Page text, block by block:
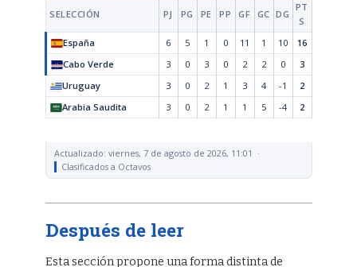
SELECCIÓN PJ PG PE PP GF GC DG
PT
S
España
6 5 1 0 11 1 10
16
Cabo Verde
3 0 3 0 2 2 0
3
Uruguay
3 0 2 1 3 4 -1
2
Arabia Saudita
3 0 2 1 1 5 -4 2
Actualizado: viernes, 7 de agosto de 2026, 11:01 ·
Clasificados a Octavos
Después de leer
Esta sección propone una forma distinta de